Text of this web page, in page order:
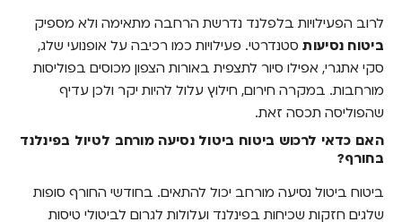
לרוב הפעילויות בלפלנד נדרשת הרחבה מתאימה ולא מספיק
ביטוח נסיעותסטנדרטי. פעילויות כמו רכיבה על אופנועי שלג,
סקי אתגרי, אפילו סיור לתצפית באורות הצפון מכוסים בפוליסות
מורחבות. במקרה חירום, חילוץ עלול להיות יקר ולכן עדיף
שהפוליסה תכסה זאת.
האם כדאי לרכוש ביטוח ביטול נסיעה מורחב לטיול בפינלנד
בחורף?
ביטוח ביטול נסיעה מורחב יכול להתאים. בחודשי החורף סופות
שלגים חזקות שכיחות בפינלנד ועלולות לגרום לביטולי טיסות